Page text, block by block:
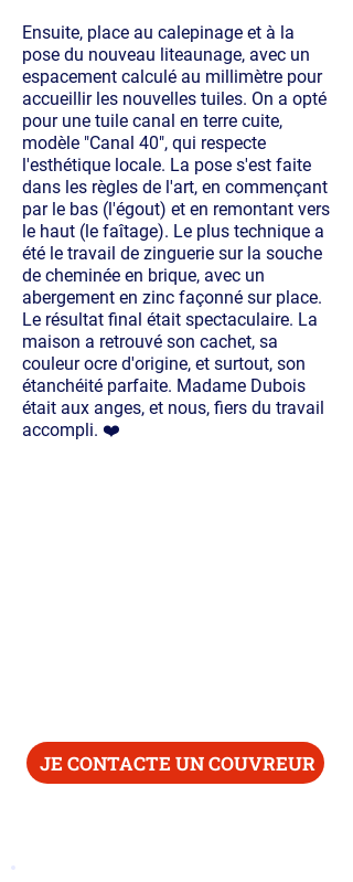
Ensuite, place au calepinage et à la
pose du nouveau liteaunage, avec un
espacement calculé au millimètre pour
accueillir les nouvelles tuiles. On a opté
pour une tuile canal en terre cuite,
modèle "Canal 40", qui respecte
l'esthétique locale. La pose s'est faite
dans les règles de l'art, en commençant
par le bas (l'égout) et en remontant vers
le haut (le faîtage). Le plus technique a
été le travail de zinguerie sur la souche
de cheminée en brique, avec un
abergement en zinc façonné sur place.
Le résultat final était spectaculaire. La
maison a retrouvé son cachet, sa
couleur ocre d'origine, et surtout, son
étanchéité parfaite. Madame Dubois
était aux anges, et nous, fiers du travail
accompli. ❤️
JE CONTACTE UN COUVREUR